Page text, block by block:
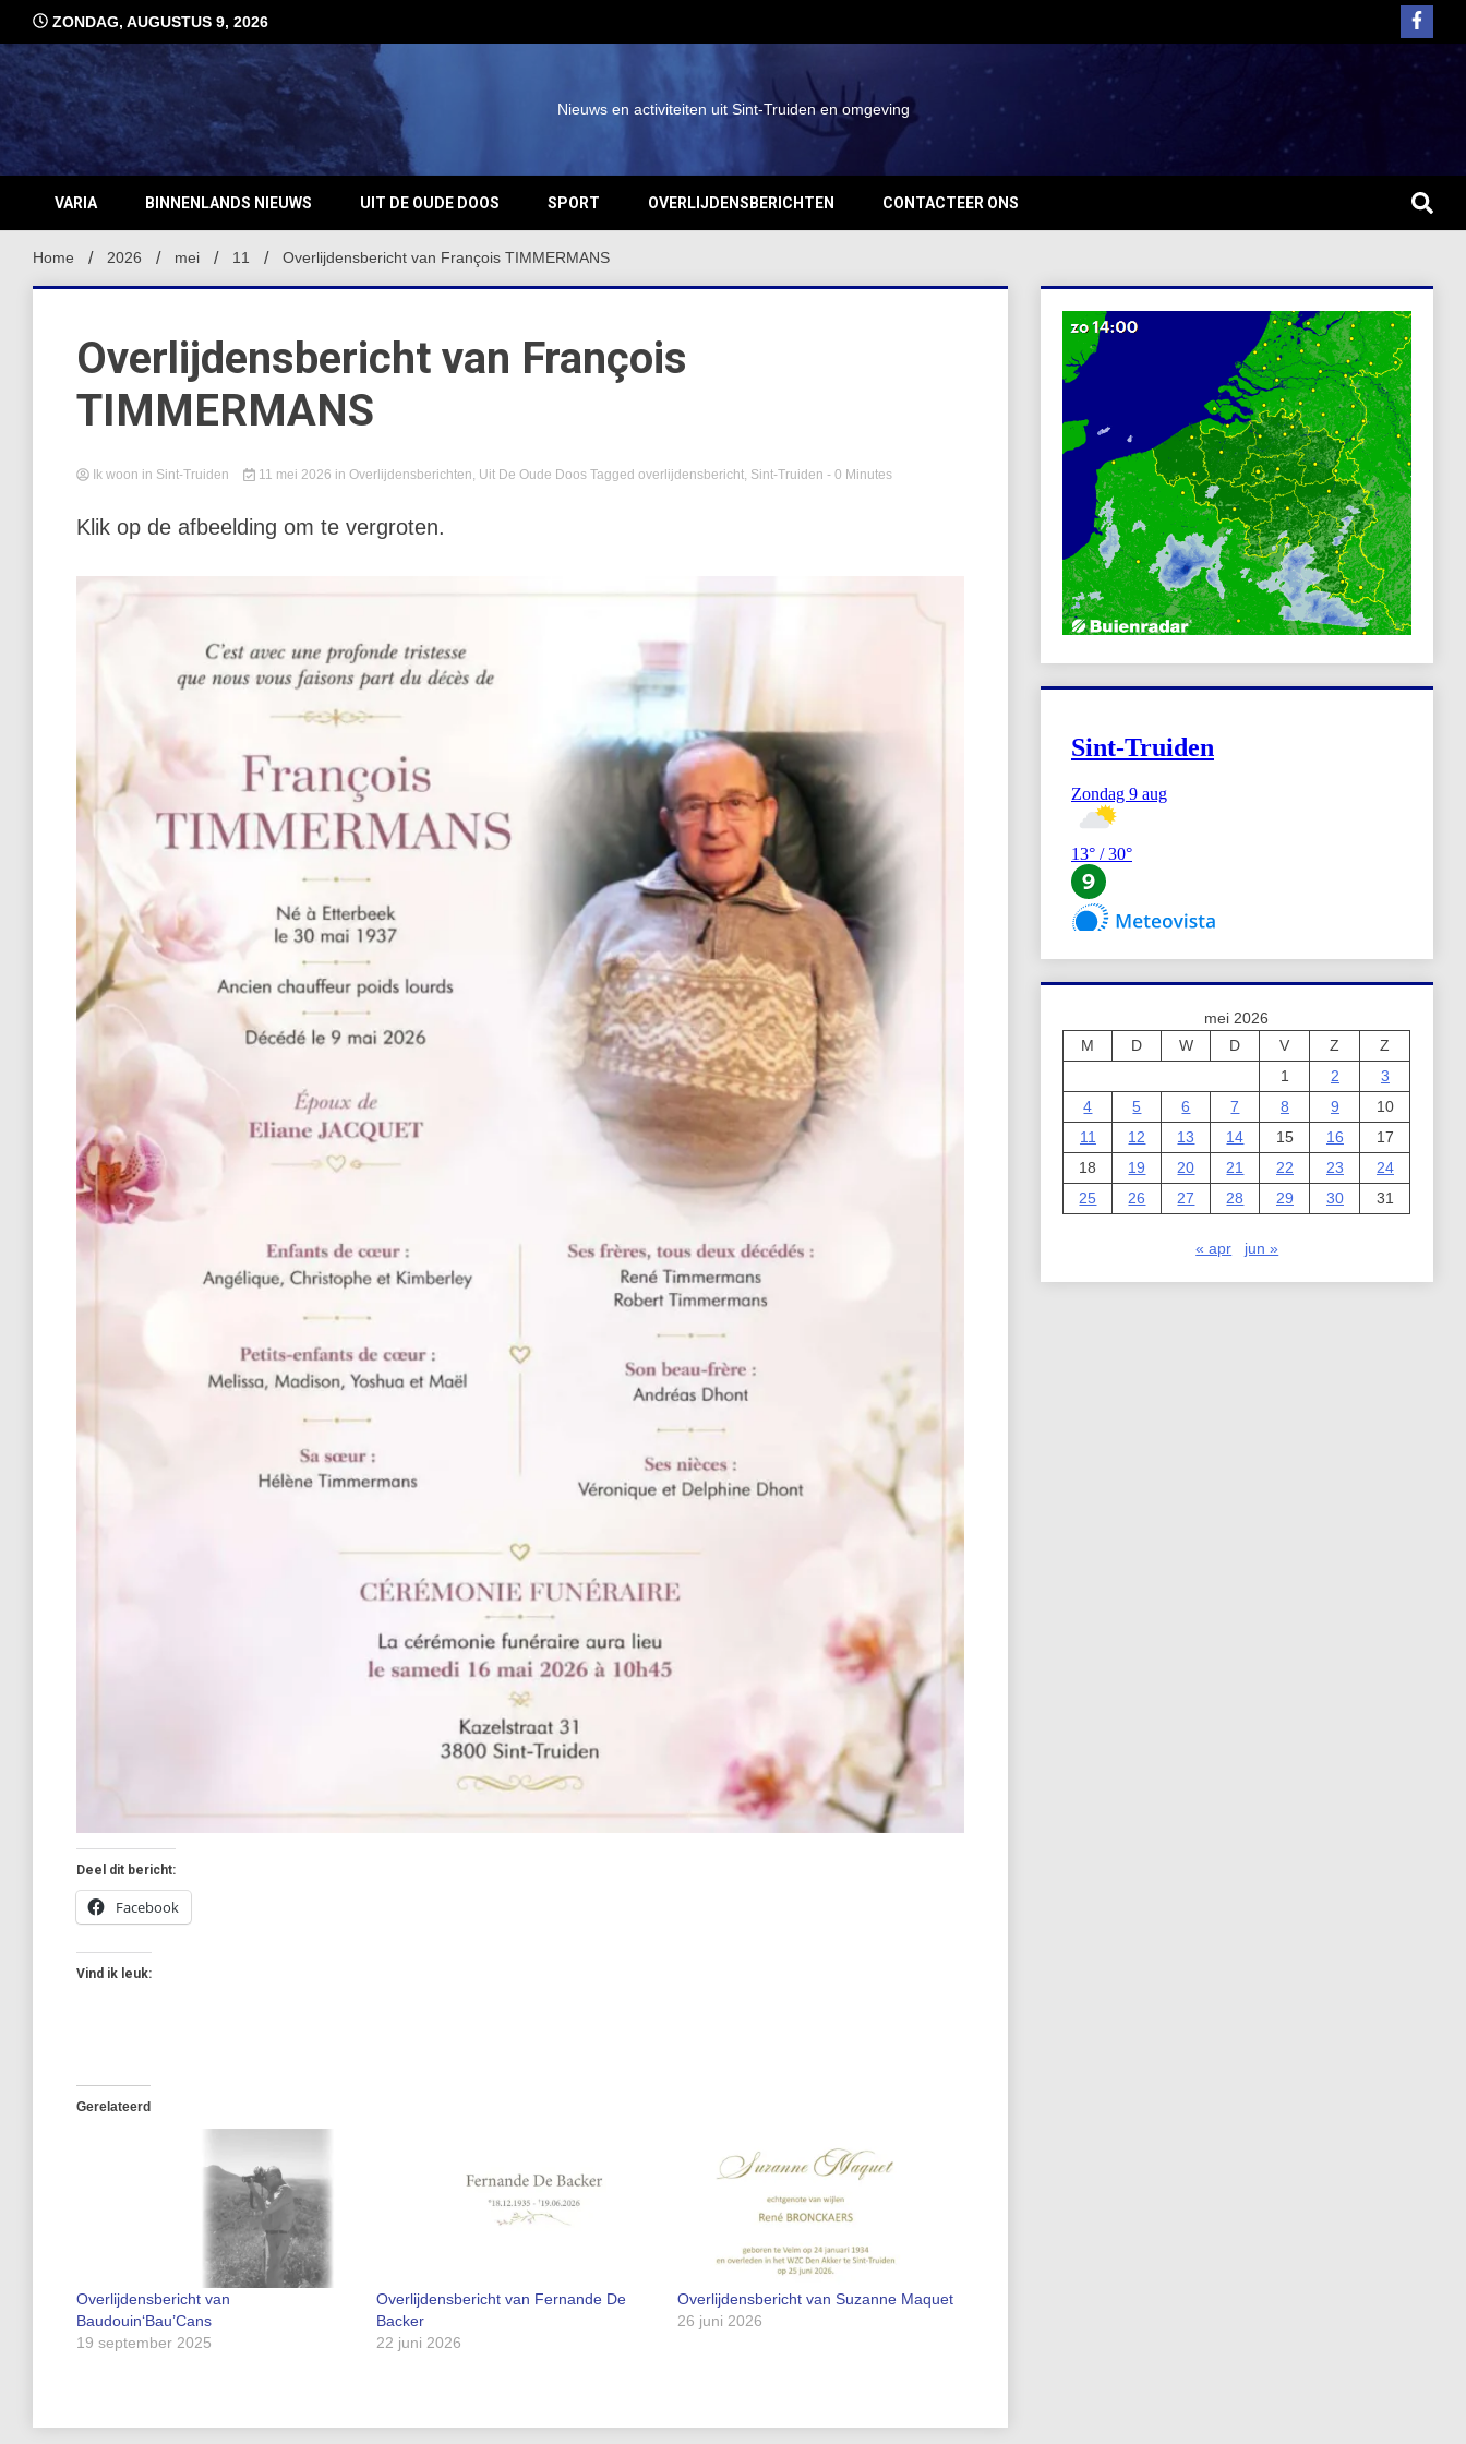
inhoud
ZONDAG, AUGUSTUS 9, 2026
Nieuws en activiteiten uit Sint-Truiden en omgeving
VARIA BINNENLANDS NIEUWS UIT DE OUDE DOOS SPORT OVERLIJDENSBERICHTEN CONTACTEER ONS
Home 2026 mei 11 Overlijdensbericht van François TIMMERMANS
Overlijdensbericht van François
TIMMERMANS
Ik woon in Sint-Truiden 11 mei 2026 in Overlijdensberichten, Uit De Oude Doos Tagged overlijdensbericht, Sint-Truiden - 0 Minutes
Klik op de afbeelding om te vergroten.
Deel dit bericht:
Facebook
Vind ik leuk:
Gerelateerd
Overlijdensbericht van
Baudouin‘Bau’Cans
19 september 2025
Overlijdensbericht van Fernande De
Backer
22 juni 2026
Overlijdensbericht van Suzanne Maquet
26 juni 2026
mei 2026
M
D W D V Z
Z
1
2
3
4
5 6 7 8 9
10
11
12 13 14 15 16
17
18
19 20 21 22 23
24
25
26 27 28 29 30 31
« apr jun »